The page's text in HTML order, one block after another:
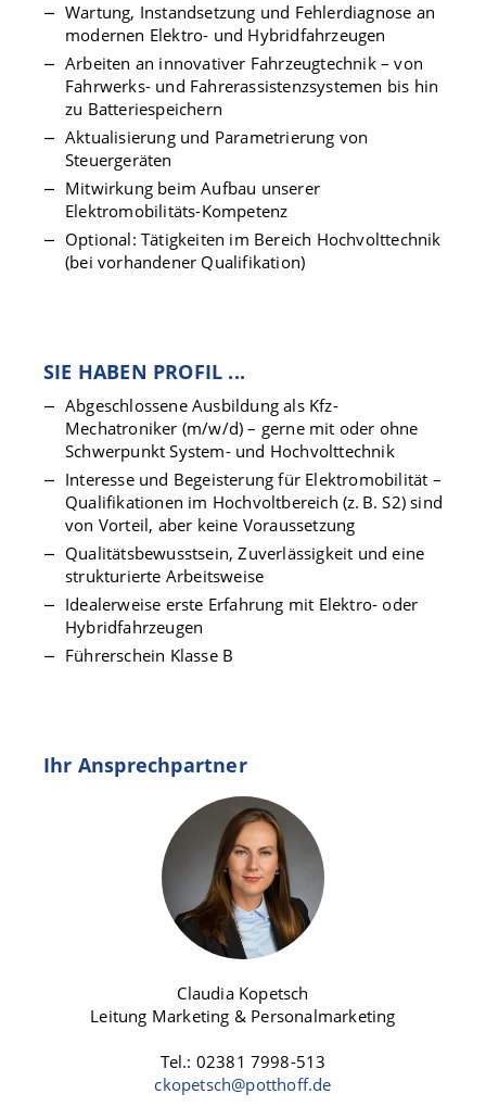
Wartung, Instandsetzung und Fehlerdiagnose an
modernen Elektro- und Hybridfahrzeugen
Arbeiten an innovativer Fahrzeugtechnik – von
Fahrwerks- und Fahrerassistenzsystemen bis hin
zu Batteriespeichern
Aktualisierung und Parametrierung von
Steuergeräten
Mitwirkung beim Aufbau unserer
Elektromobilitäts-Kompetenz
Optional: Tätigkeiten im Bereich Hochvolttechnik
(bei vorhandener Qualifikation)
SIE HABEN PROFIL ...
Abgeschlossene Ausbildung als Kfz-
Mechatroniker (m/w/d) – gerne mit oder ohne
Schwerpunkt System- und Hochvolttechnik
Interesse und Begeisterung für Elektromobilität –
Qualifikationen im Hochvoltbereich (z. B. S2) sind
von Vorteil, aber keine Voraussetzung
Qualitätsbewusstsein, Zuverlässigkeit und eine
strukturierte Arbeitsweise
Idealerweise erste Erfahrung mit Elektro- oder
Hybridfahrzeugen
Führerschein Klasse B
Ihr Ansprechpartner
Claudia Kopetsch
Leitung Marketing & Personalmarketing
Tel.: 02381 7998-513
ckopetsch@potthoff.de